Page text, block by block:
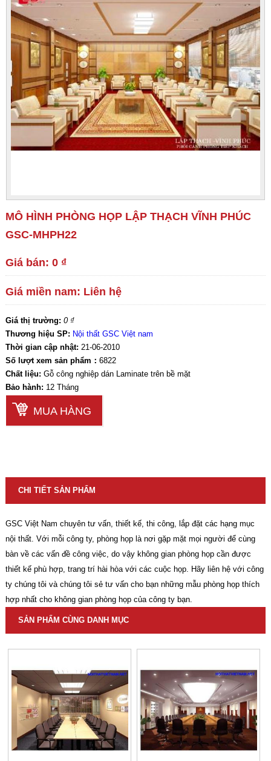
MÔ HÌNH PHÒNG HỌP LẬP THẠCH VĨNH PHÚC
GSC-MHPH22
Giá bán: 0 ₫
Giá miền nam: Liên hệ
Giá thị trường: 0 ₫
Thương hiệu SP: Nội thất GSC Việt nam
Thời gian cập nhật: 21-06-2010
Số lượt xem sản phẩm： 6822
Chất liệu: Gỗ công nghiệp dán Laminate trên bề mặt
Bảo hành: 12 Tháng
MUA HÀNG
CHI TIẾT SẢN PHẨM
GSC Việt Nam chuyên tư vấn, thiết kế, thi công, lắp đặt các hạng mục
nội thất. Với mỗi công ty, phòng họp là nơi gặp mặt mọi người để cùng
bàn về các vấn đề công việc, do vậy không gian phòng họp cần được
thiết kế phù hợp, trang trí hài hòa với các cuộc họp. Hãy liên hệ với công
ty chúng tôi và chúng tôi sẻ tư vấn cho bạn những mẫu phòng họp thích
hợp nhất cho không gian phòng họp của công ty bạn.
SẢN PHẨM CÙNG DANH MỤC